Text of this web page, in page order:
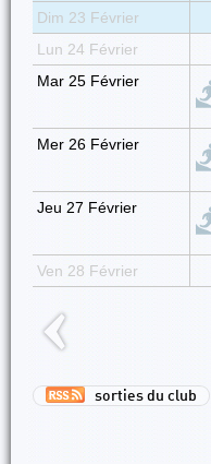
Dim 23 Février
Lun 24 Février
Mar 25 Février
Mer 26 Février
Jeu 27 Février
Ven 28 Février
sorties du club